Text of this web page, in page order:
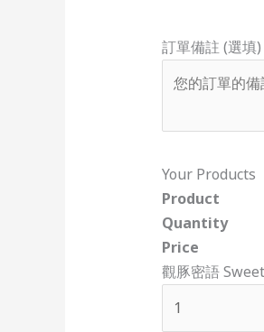
訂單備註 (選填)
Your Products
Product
Quantity
Price
觀豚密語